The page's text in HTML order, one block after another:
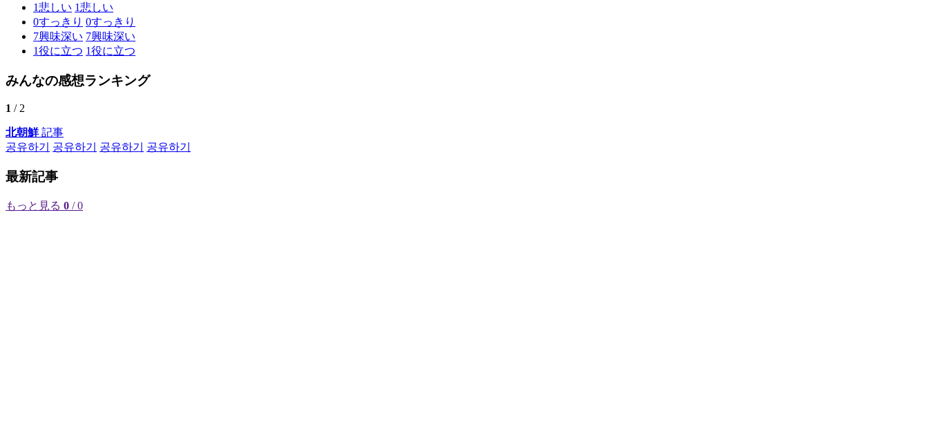
1悲しい 1悲しい
0すっきり 0すっきり
7興味深い 7興味深い
1役に立つ 1役に立つ
みんなの感想ランキング
1 / 2
北朝鮮記事
공유하기
공유하기 공유하기 공유하기
最新記事
もっと見る 0 / 0